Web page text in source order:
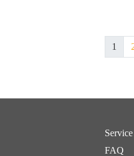
1
FAQ